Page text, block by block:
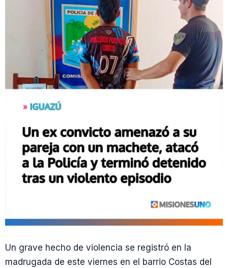
Un grave hecho de violencia se registró en la
madrugada de este viernes en el barrio Costas del